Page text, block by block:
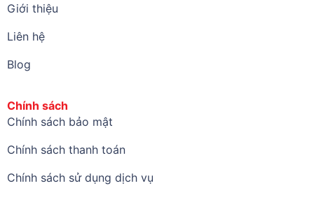
Giới thiệu
Liên hệ
Blog
Chính sách
Chính sách bảo mật
Chính sách thanh toán
Chính sách sử dụng dịch vụ